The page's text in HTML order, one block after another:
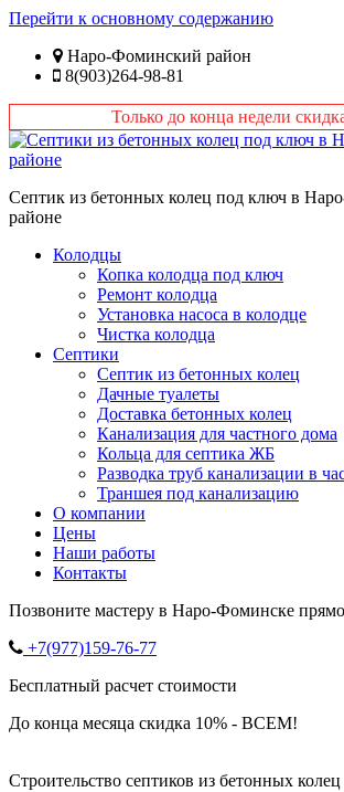
Перейти к основному содержанию
Наро-Фоминский район
8(903)264-98-81
Только до конца недели
Септик из бетонных колец под ключ в
районе
Колодцы
Копка колодца под ключ
Ремонт колодца
Установка насоса в колодце
Чистка колодца
Септики
Септик из бетонных колец
Дачные туалеты
Доставка бетонных колец
Канализация для частного дома
Кольца для септика ЖБ
Разводка труб канализации в
Траншея под канализацию
О компании
Цены
Наши работы
Контакты
Позвоните мастеру в Наро-Фоминске
+7(977)159-76-77
Бесплатный расчет стоимости
До конца месяца скидка 10% - ВСЕМ!
Строительство септиков из бетонных колец